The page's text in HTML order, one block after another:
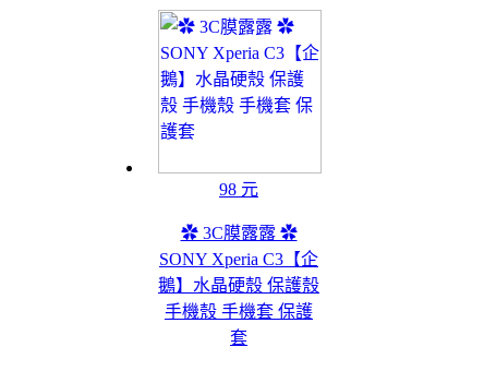
98 元
✿ 3C膜露露 ✿
SONY Xperia C3【企
鵝】水晶硬殼 保護殼
手機殼 手機套 保護
套